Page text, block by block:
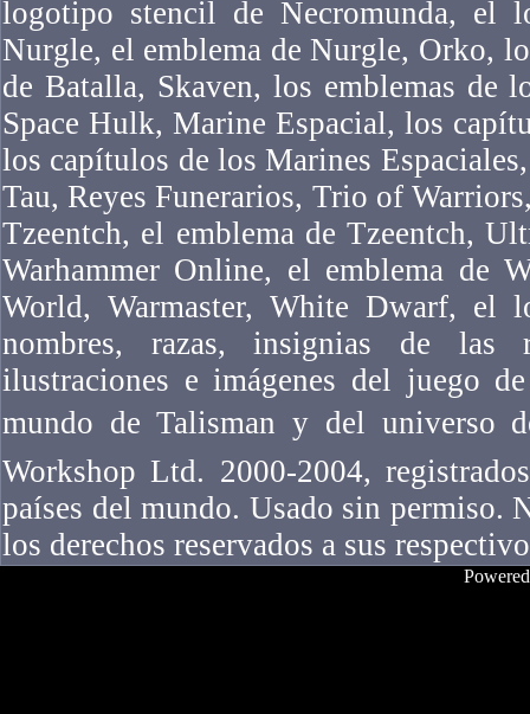
logotipo stencil de Necromunda, el
Nurgle, el emblema de Nurgle, Orko,
de Batalla, Skaven, los emblemas de
Space Hulk, Marine Espacial, los
los capítulos de los Marines
Tau, Reyes Funerarios, Trio of
Tzeentch, el emblema de Tzeentch,
Warhammer Online, el emblema de
World, Warmaster, White Dwarf, el
nombres, razas, insignias de las
ilustraciones e imágenes del juego
mundo de Talisman y del universo
Workshop Ltd. 2000-2004,
países del mundo. Usado sin permiso.
los derechos reservados a sus